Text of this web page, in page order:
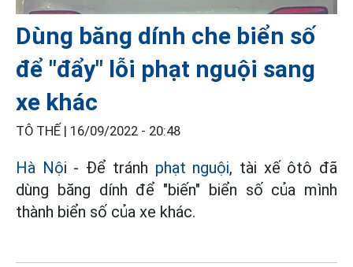
Dùng băng dính che biển số
để "đẩy" lỗi phạt nguội sang
xe khác
TÔ THẾ | 16/09/2022 - 20:48
Hà Nội - Để tránh phạt nguội, tài xế ôtô đã
dùng băng dính để "biến" biển số của mình
thành biển số của xe khác.